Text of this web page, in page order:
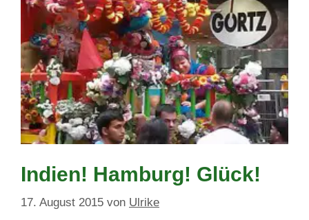
Indien! Hamburg! Glück!
17. August 2015 von Ulrike